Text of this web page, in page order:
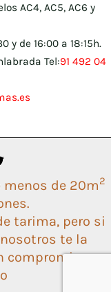
AC4, AC5, AC6 y
y de 16:00 a 18:15h.
Tel:91 492 04
de 20m2
tarima, pero si
te la
compromiso.